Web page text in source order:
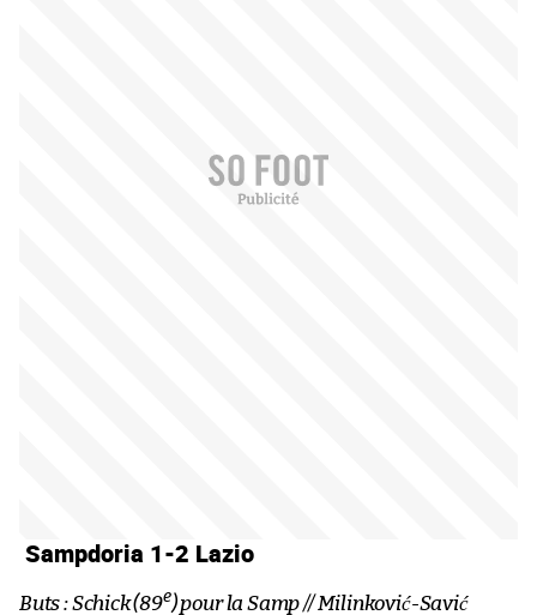
Sampdoria 1-2 Lazio
Buts : Schick (89e) pour la Samp // Milinković-Savić